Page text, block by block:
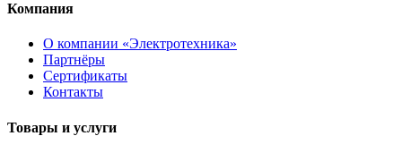
Компания
О компании «Электротехника»
Партнёры
Сертификаты
Контакты
Товары и услуги